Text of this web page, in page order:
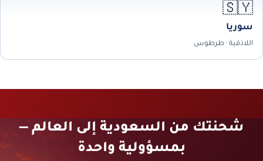
🇸🇾
سوريا
اللاذقية · طرطوس
شحنتك من السعودية إلى العالم —
بمسؤولية واحدة